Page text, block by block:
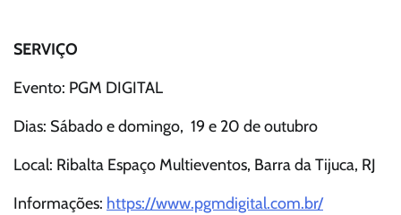
SERVIÇO
Evento: PGM DIGITAL
Dias: Sábado e domingo, 19 e 20 de outubro
Local: Ribalta Espaço Multieventos, Barra da Tijuca, RJ
Informações: https://www.pgmdigital.com.br/